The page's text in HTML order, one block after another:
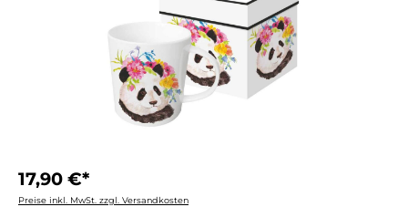
17,90 €*
Preise inkl. MwSt. zzgl. Versandkosten